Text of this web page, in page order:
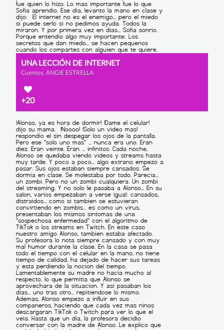
UNA LECCIÓN DE INTERNET
Cuentos, ANGIE ESTRELLA
+20